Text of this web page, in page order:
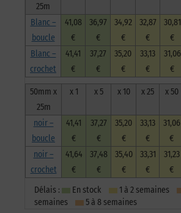
25m
Blanc –
boucle
41,08
€
36,97
€
34,92
€
32,87
€
30,81
€
Blanc –
crochet
41,41
€
37,27
€
35,20
€
33,13
€
31,06
€
50mm x
25m
x 1 x 5 x 10 x 25 x 50
noir –
boucle
41,41
€
37,27
€
35,20
€
33,13
€
31,06
€
noir –
crochet
41,64
€
37,48
€
35,40
€
33,31
€
31,23
€
Délais : En stock 1 à 2 semaines
semaines
5 à 8 semaines